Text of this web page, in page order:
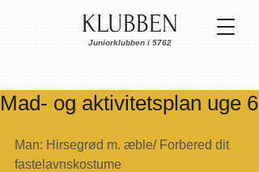
KLUBBEN
Juniorklubben i 5762
Mad- og aktivitetsplan uge 6
Man: Hirsegrød m. æble/ Forbered dit
fastelavnskostume